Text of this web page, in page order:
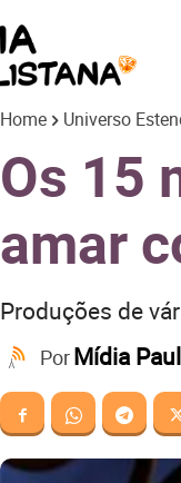
Home Universo
Os 15
amar
Produções de
PorMídia